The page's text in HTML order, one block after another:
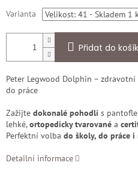
Varianta
Přidat do
Peter Legwood Dolphin –
do práce
Zažijte dokonalé pohodlí s
lehké,ortopedicky tvarované a
Perfektní volba do školy, do práce
Detailní informace